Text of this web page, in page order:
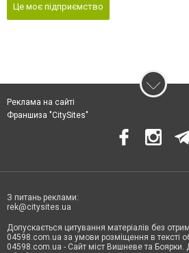
Це моє підприємство
Реклама на сайті
Франшиза "CitySites"
З питань реклами:
rek@citysites.ua
Допускається цитування матеріалів без
04598.com.ua за умови розміщення в тексті
04598.com.ua - Сайт міст Вишневе та Боярки.